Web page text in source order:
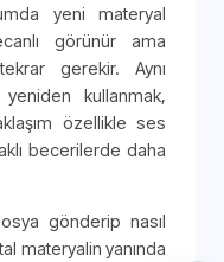
yeni materyal
görünür ama
gerekir. Aynı
kullanmak,
özellikle ses
becerilerde daha
gönderip nasıl
materyalin yanında